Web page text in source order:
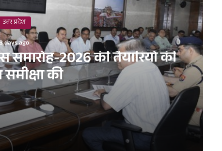
उत्तर प्रदेश
3 days ago
2026 की तैयारियों की
की
की विस्तृत समीक्षा की